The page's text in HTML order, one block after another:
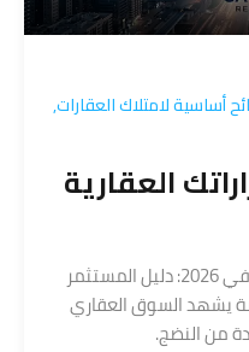
أساسية لامتلاك العقارات,
العقارية
10 عوامل لاتخاذ قراراتك العقارية في 2026: دليل المستثمر
يشهد السوق العقاري